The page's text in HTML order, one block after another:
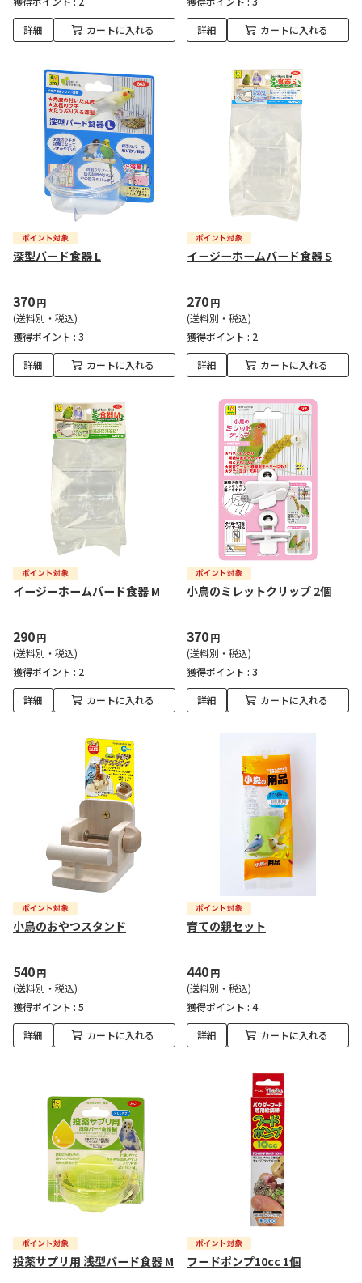
詳細 カートに入れる 詳細 カートに入れる
深型バード食器 L
370円
(送料別・税込)
獲得ポイント : 3
詳細 カートに入れる
イージーホームバード食器 S
270円
(送料別・税込)
獲得ポイント : 2
詳細 カートに入れる
イージーホームバード食器 M
290円
(送料別・税込)
獲得ポイント : 2
詳細 カートに入れる
小鳥のミレットクリップ 2個
370円
(送料別・税込)
獲得ポイント : 3
詳細 カートに入れる
小鳥のおやつスタンド
540円
(送料別・税込)
獲得ポイント : 5
詳細 カートに入れる
育ての親セット
440円
(送料別・税込)
獲得ポイント : 4
詳細 カートに入れる
投薬サプリ用 浅型バード食器 M フードポンプ10cc 1個